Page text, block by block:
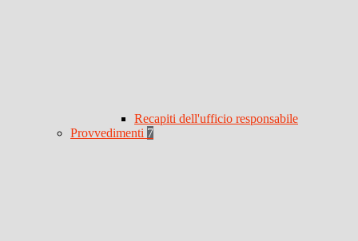
Recapiti dell'ufficio responsabile
Provvedimenti 7